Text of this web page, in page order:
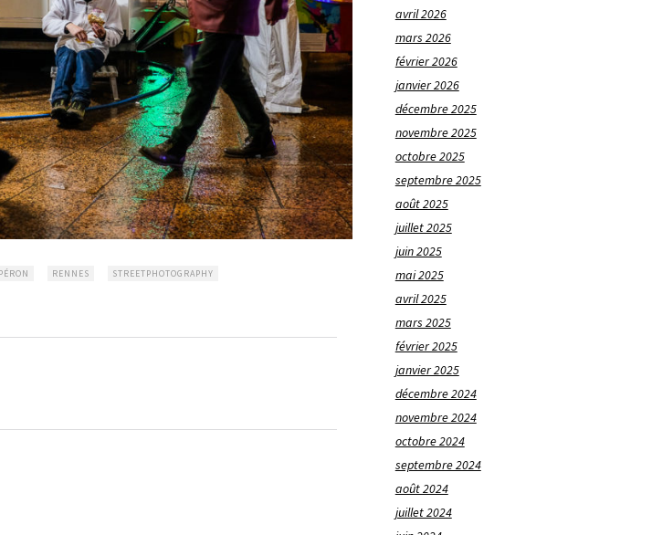
RENNES STREETPHOTOGRAPHY
avril 2026
mars 2026
février 2026
janvier 2026
décembre 2025
novembre 2025
octobre 2025
septembre 2025
août 2025
juillet 2025
juin 2025
mai 2025
avril 2025
mars 2025
février 2025
janvier 2025
décembre 2024
novembre 2024
octobre 2024
septembre 2024
août 2024
juillet 2024